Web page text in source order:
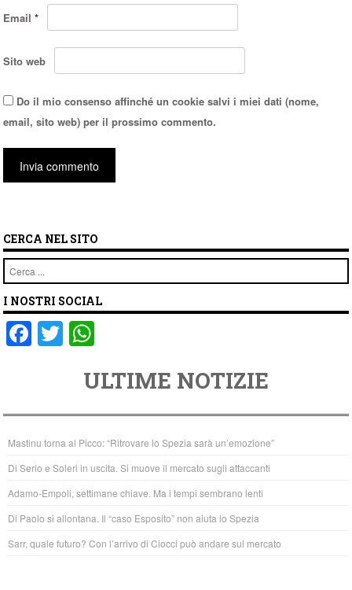
Email*
Sito web
Do il mio consenso affinché un cookie salvi i miei dati (nome,
email, sito web) per il prossimo commento.
CERCA NEL SITO
Cerca
I NOSTRI SOCIAL
F
a
e
b
o
o
k
T
wi
er
at
s
A
p
p
ULTIME NOTIZIE
Mastinu torna al Picco: “Ritrovare lo Spezia sarà un’emozione”
Di Serio e Soleri in uscita. Si muove il mercato sugli attaccanti
Adamo-Empoli, settimane chiave. Ma i tempi sembrano lenti
Di Paolo si allontana. Il “caso Esposito” non aiuta lo Spezia
Sarr, quale futuro? Con l’arrivo di Ciocci può andare sul mercato